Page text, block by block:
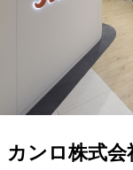
カンロ株式